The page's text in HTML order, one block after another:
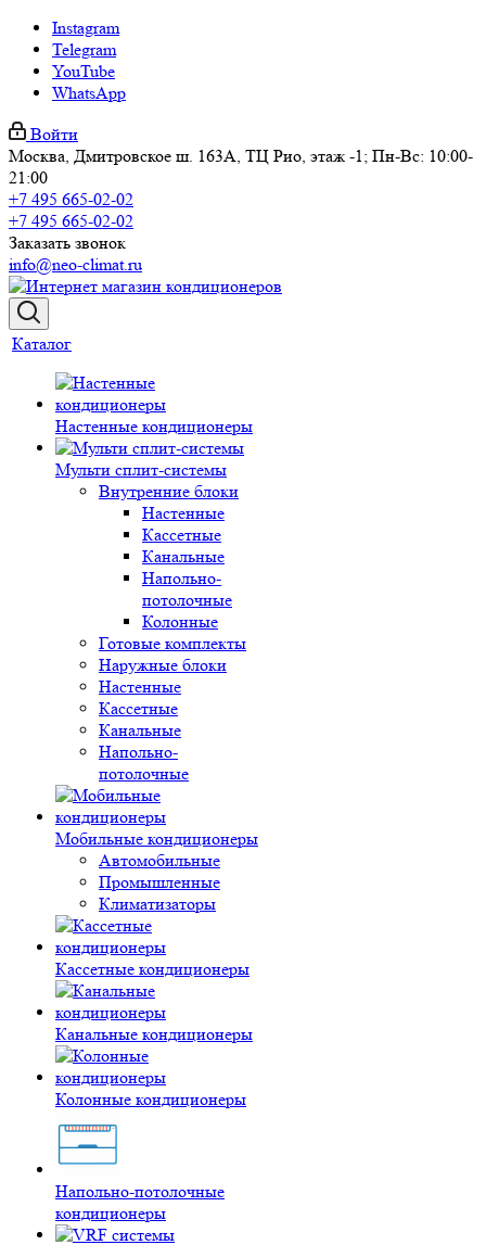
Instagram
Telegram
YouTube
WhatsApp
Войти
Москва, Дмитровское ш. 163А, ТЦ Рио, этаж -1; Пн-Вс: 10:00-
21:00
+7 495 665-02-02
+7 495 665-02-02
Заказать звонок
info@neo-climat.ru
Каталог
Настенные кондиционеры
Мульти сплит-системы
Внутренние блоки
Настенные
Кассетные
Канальные
Напольно-
потолочные
Колонные
Готовые комплекты
Наружные блоки
Настенные
Кассетные
Канальные
Напольно-
потолочные
Мобильные кондиционеры
Автомобильные
Промышленные
Климатизаторы
Кассетные кондиционеры
Канальные кондиционеры
Колонные кондиционеры
Напольно-потолочные
кондиционеры